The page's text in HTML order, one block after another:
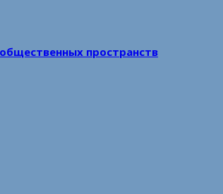
пространств